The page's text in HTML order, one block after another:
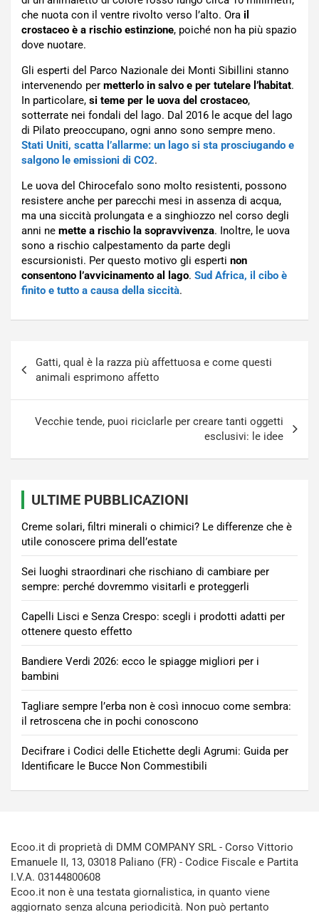
che nuota con il ventre rivolto verso l’alto. Ora il
crostaceo è a rischio estinzione, poiché non ha più spazio
dove nuotare.
Gli esperti del Parco Nazionale dei Monti Sibillini stanno
intervenendo per metterlo in salvo e per tutelare l’habitat.
In particolare, si teme per le uova del crostaceo,
sotterrate nei fondali del lago. Dal 2016 le acque del lago
di Pilato preoccupano, ogni anno sono sempre meno.
Stati Uniti, scatta l’allarme: un lago si sta prosciugando e
salgono le emissioni di CO2.
Le uova del Chirocefalo sono molto resistenti, possono
resistere anche per parecchi mesi in assenza di acqua,
ma una siccità prolungata e a singhiozzo nel corso degli
anni ne mette a rischio la sopravvivenza. Inoltre, le uova
sono a rischio calpestamento da parte degli
escursionisti. Per questo motivo gli esperti non
consentono l’avvicinamento al lago. Sud Africa, il cibo è
finito e tutto a causa della siccità.
articoli
Gatti, qual è la razza più affettuosa e come questi
animali esprimono affetto
Vecchie tende, puoi riciclarle per creare tanti oggetti
esclusivi: le idee
ULTIME PUBBLICAZIONI
Creme solari, filtri minerali o chimici? Le differenze che è
utile conoscere prima dell’estate
Sei luoghi straordinari che rischiano di cambiare per
sempre: perché dovremmo visitarli e proteggerli
Capelli Lisci e Senza Crespo: scegli i prodotti adatti per
ottenere questo effetto
Bandiere Verdi 2026: ecco le spiagge migliori per i
bambini
Tagliare sempre l’erba non è così innocuo come sembra:
il retroscena che in pochi conoscono
Decifrare i Codici delle Etichette degli Agrumi: Guida per
Identificare le Bucce Non Commestibili
Ecoo.it di proprietà di DMM COMPANY SRL - Corso Vittorio
Emanuele II, 13, 03018 Paliano (FR) - Codice Fiscale e Partita
I.V.A. 03144800608
Ecoo.it non è una testata giornalistica, in quanto viene
aggiornato senza alcuna periodicità. Non può pertanto